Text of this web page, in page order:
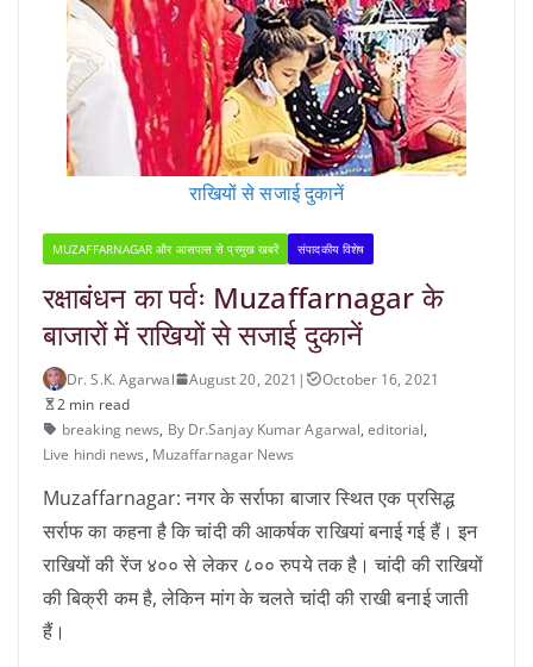
राखियों से सजाई दुकानें
MUZAFFARNAGAR और आसपास से प्रमुख खबरें संपादकीय विशेष
रक्षाबंधन का पर्वः Muzaffarnagar के
बाजारों में राखियों से सजाई दुकानें
Dr. S.K. Agarwal August 20, 2021 |
October 16, 2021
2 min read
breaking news, By Dr.Sanjay Kumar Agarwal,editorial,
Live hindi news, Muzaffarnagar News
Muzaffarnagar: नगर के सर्राफा बाजार स्थित एक प्रसिद्ध
सर्राफ का कहना है कि चांदी की आकर्षक राखियां बनाई गई हैं। इन
राखियों की रेंज ४०० से लेकर ८०० रुपये तक है। चांदी की राखियों
की बिक्री कम है, लेकिन मांग के चलते चांदी की राखी बनाई जाती
हैं।